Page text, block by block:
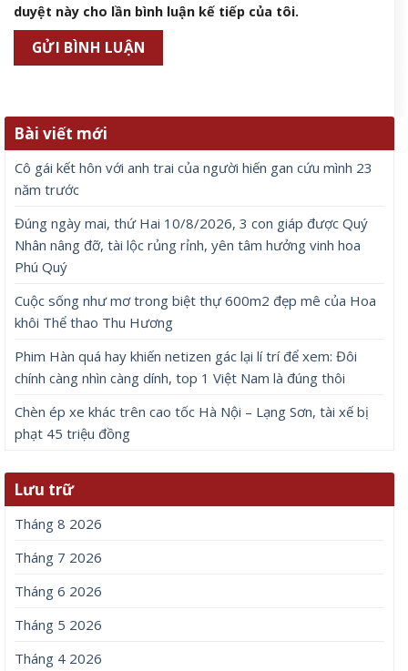
duyệt này cho lần bình luận kế tiếp của tôi.
Bài viết mới
Cô gái kết hôn với anh trai của người hiến gan cứu mình 23
năm trước
Đúng ngày mai, thứ Hai 10/8/2026, 3 con giáp được Quý
Nhân nâng đỡ, tài lộc rủng rỉnh, yên tâm hưởng vinh hoa
Phú Quý
Cuộc sống như mơ trong biệt thự 600m2 đẹp mê của Hoa
khôi Thể thao Thu Hương
Phim Hàn quá hay khiến netizen gác lại lí trí để xem: Đôi
chính càng nhìn càng dính, top 1 Việt Nam là đúng thôi
Chèn ép xe khác trên cao tốc Hà Nội – Lạng Sơn, tài xế bị
phạt 45 triệu đồng
Lưu trữ
Tháng 8 2026
Tháng 7 2026
Tháng 6 2026
Tháng 5 2026
Tháng 4 2026